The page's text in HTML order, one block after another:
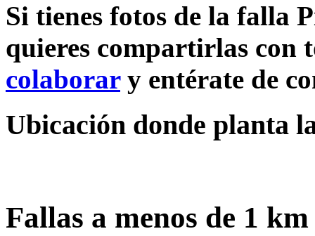
Si tienes fotos de la falla
quieres compartirlas con
colaborary entérate de
Ubicación donde planta
Fallas a menos de 1